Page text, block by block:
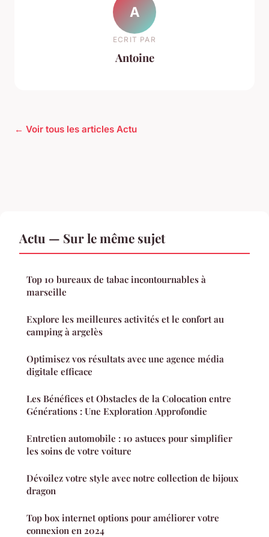
A
ECRIT PAR
Antoine
← Voir tous les articles Actu
Actu — Sur le même sujet
Top 10 bureaux de tabac incontournables à
marseille
Explore les meilleures activités et le confort au
camping à argelès
Optimisez vos résultats avec une agence média
digitale efficace
Les Bénéfices et Obstacles de la Colocation entre
Générations : Une Exploration Approfondie
Entretien automobile : 10 astuces pour simplifier
les soins de votre voiture
Dévoilez votre style avec notre collection de bijoux
dragon
Top box internet options pour améliorer votre
connexion en 2024